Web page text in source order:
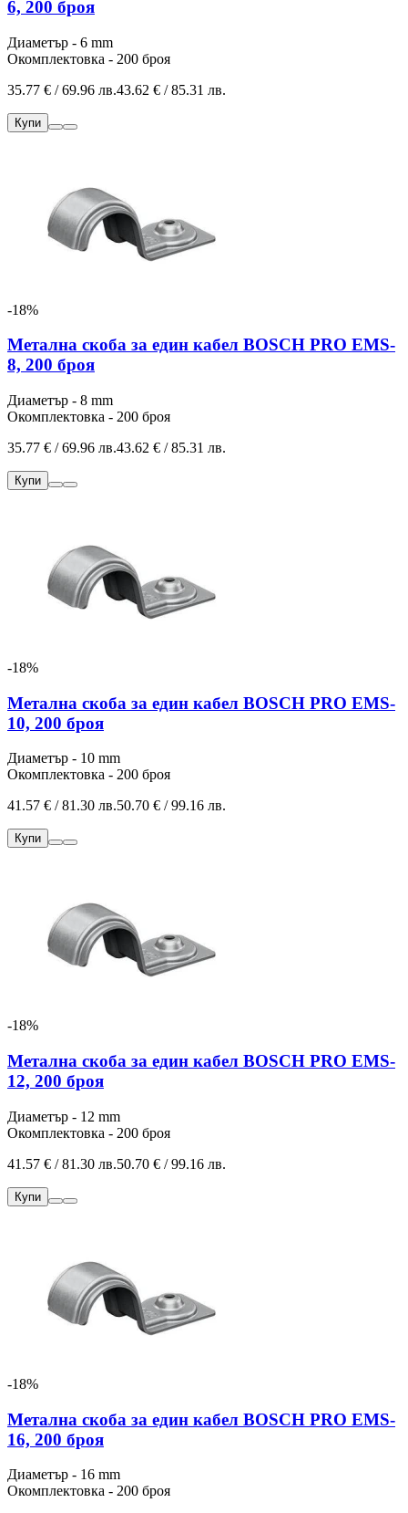
6, 200 броя
Диаметър - 6 mm
Окомплектовка - 200 броя
35.77 € / 69.96 лв.43.62 € / 85.31 лв.
Купи
-18%
Метална скоба за един кабел BOSCH PRO EMS-
8, 200 броя
Диаметър - 8 mm
Окомплектовка - 200 броя
35.77 € / 69.96 лв.43.62 € / 85.31 лв.
Купи
-18%
Метална скоба за един кабел BOSCH PRO EMS-
10, 200 броя
Диаметър - 10 mm
Окомплектовка - 200 броя
41.57 € / 81.30 лв.50.70 € / 99.16 лв.
Купи
-18%
Метална скоба за един кабел BOSCH PRO EMS-
12, 200 броя
Диаметър - 12 mm
Окомплектовка - 200 броя
41.57 € / 81.30 лв.50.70 € / 99.16 лв.
Купи
-18%
Метална скоба за един кабел BOSCH PRO EMS-
16, 200 броя
Диаметър - 16 mm
Окомплектовка - 200 броя